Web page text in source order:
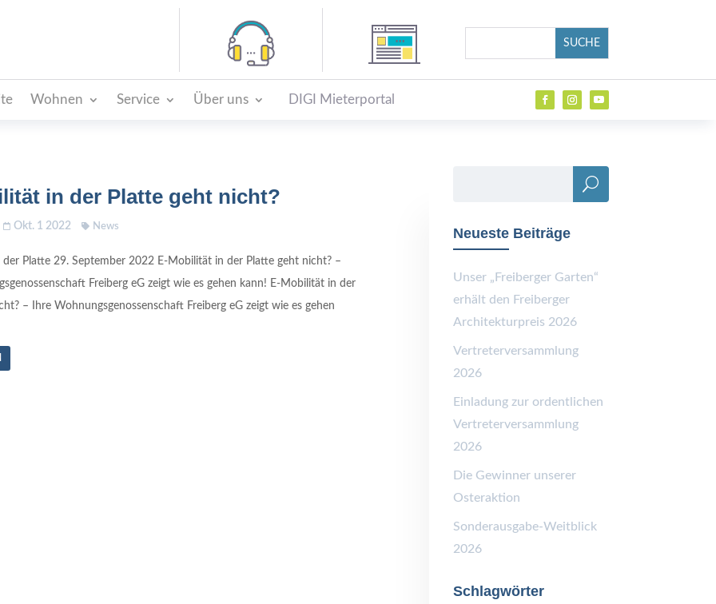
Wohnen Service Über uns DIGI Mieterportal
in der Platte geht nicht?
Okt. 1 2022 News
Platte 29. September 2022 E-Mobilität in der Platte geht nicht? –
Freiberg eG zeigt wie es gehen kann! E-Mobilität in der
– Ihre Wohnungsgenossenschaft Freiberg eG zeigt wie es gehen
Neueste Beiträge
Unser „Freiberger Garten“
erhält den Freiberger
Architekturpreis 2026
Vertreterversammlung
2026
Einladung zur ordentlichen
Vertreterversammlung
2026
Die Gewinner unserer
Osteraktion
Sonderausgabe-Weitblick
2026
Schlagwörter